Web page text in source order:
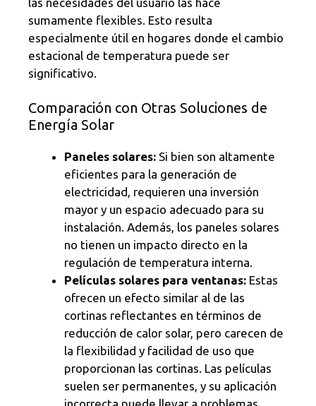
sumamente flexibles. Esto resulta
especialmente útil en hogares donde el cambio
estacional de temperatura puede ser
significativo.
Comparación con Otras Soluciones de
Energía Solar
Paneles solares: Si bien son altamente
eficientes para la generación de
electricidad, requieren una inversión
mayor y un espacio adecuado para su
instalación. Además, los paneles solares
no tienen un impacto directo en la
regulación de temperatura interna.
Películas solares para ventanas: Estas
ofrecen un efecto similar al de las
cortinas reflectantes en términos de
reducción de calor solar, pero carecen de
la flexibilidad y facilidad de uso que
proporcionan las cortinas. Las películas
suelen ser permanentes, y su aplicación